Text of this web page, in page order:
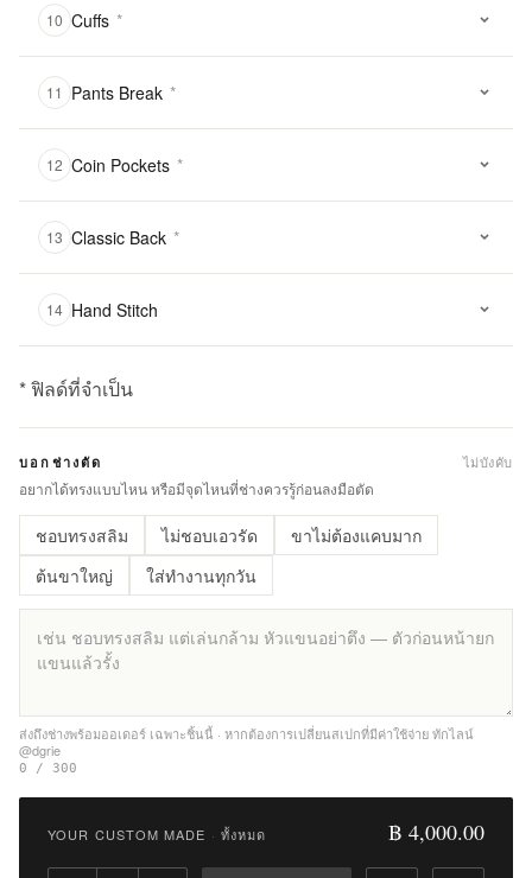
10 Cuffs *
11 Pants Break *
12 Coin Pockets *
13 Classic Back *
14 Hand Stitch
* ฟิลด์ที่จำเป็น
Qty:
เพิ่ม
ไป
ยัง
เข็น
รายการ
ที่
ชอบ
บอกช่างตัด ไม่บังคับ
อยากได้ทรงแบบไหน หรือมีจุดไหนที่ช่างควรรู้ก่อนลงมือตัด
ชอบทรงสลิม ไม่ชอบเอวรัด
ขาไม่ต้องแคบมาก
ต้นขาใหญ่
ใส่ทำงานทุกวัน
ส่งถึงช่างพร้อมออเดอร์ เฉพาะชิ้นนี้ · หากต้องการเปลี่ยนสเปกที่มีค่าใช้จ่าย ทักไลน์
@dgrie
0 / 300
YOUR CUSTOM MADE · ทั้งหมด ฿ 4,000.00